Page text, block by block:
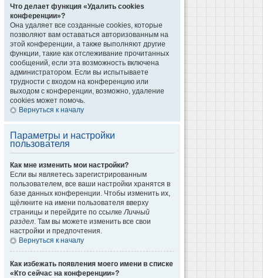
Что делает функция «Удалить cookies
конференции»?
Она удаляет все созданные cookies, которые
позволяют вам оставаться авторизованным на
этой конференции, а также выполняют другие
функции, такие как отслеживание прочитанных
сообщений, если эта возможность включена
администратором. Если вы испытываете
трудности с входом на конференцию или
выходом с конференции, возможно, удаление
cookies может помочь.
Вернуться к началу
Параметры и настройки
пользователя
Как мне изменить мои настройки?
Если вы являетесь зарегистрированным
пользователем, все ваши настройки хранятся в
базе данных конференции. Чтобы изменить их,
щёлкните на имени пользователя вверху
страницы и перейдите по ссылкеЛичный
раздел. Там вы можете изменить все свои
настройки и предпочтения.
Вернуться к началу
Как избежать появления моего имени в списке
«Кто сейчас на конференции»?